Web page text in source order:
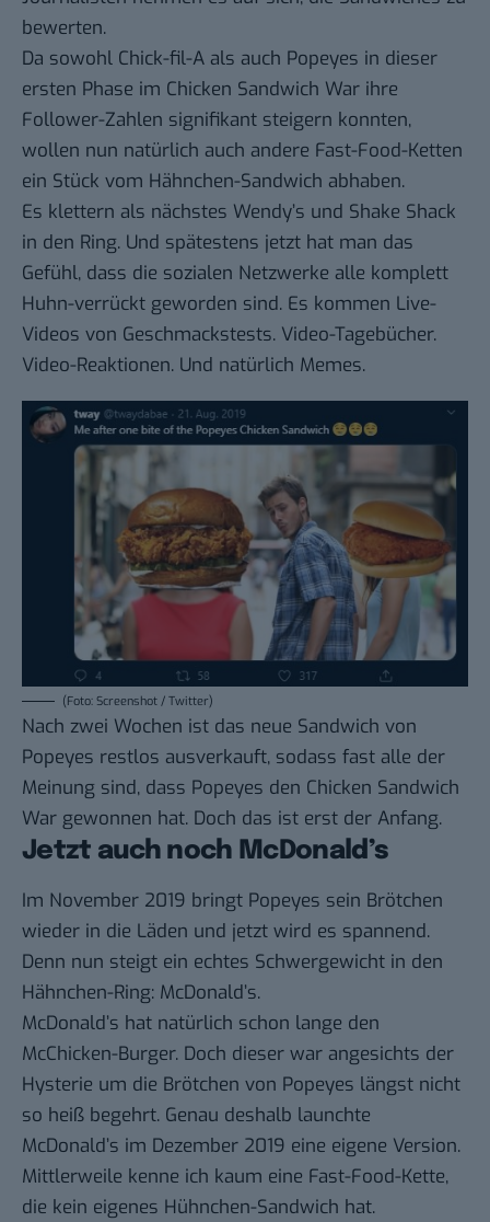
bewerten.
Da sowohl Chick-fil-A als auch Popeyes in dieser
ersten Phase im Chicken Sandwich War ihre
Follower-Zahlen signifikant steigern konnten,
wollen nun natürlich auch andere Fast-Food-Ketten
ein Stück vom Hähnchen-Sandwich abhaben.
Es klettern als nächstes Wendy’s und Shake Shack
in den Ring. Und spätestens jetzt hat man das
Gefühl, dass die sozialen Netzwerke alle komplett
Huhn-verrückt geworden sind. Es kommen Live-
Videos von Geschmackstests. Video-Tagebücher.
Video-Reaktionen. Und natürlich Memes.
(Foto: Screenshot / Twitter)
Nach zwei Wochen ist das neue Sandwich von
Popeyes restlos ausverkauft, sodass fast alle der
Meinung sind, dass Popeyes den Chicken Sandwich
War gewonnen hat. Doch das ist erst der Anfang.
Jetzt auch noch McDonald’s
Im November 2019 bringt Popeyes sein Brötchen
wieder in die Läden und jetzt wird es spannend.
Denn nun steigt ein echtes Schwergewicht in den
Hähnchen-Ring: McDonald’s.
McDonald’s hat natürlich schon lange den
McChicken-Burger. Doch dieser war angesichts der
Hysterie um die Brötchen von Popeyes längst nicht
so heiß begehrt. Genau deshalb launchte
McDonald’s im Dezember 2019 eine eigene Version.
Mittlerweile kenne ich kaum eine Fast-Food-Kette,
die kein eigenes Hühnchen-Sandwich hat.